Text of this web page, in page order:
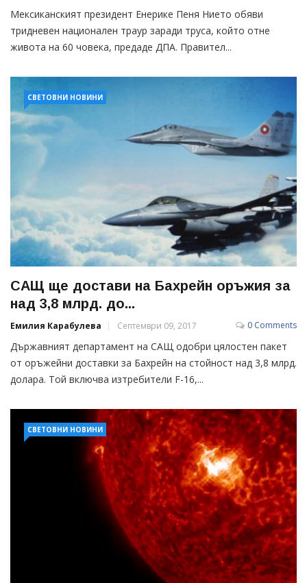
Мексиканският президент Енерике Пеня Нието обяви
тридневен национален траур заради труса, който отне
живота на 60 човека, предаде ДПА. Правител...
СВЕТОВНИ НОВИНИ
САЩ ще достави на Бахрейн оръжия за
над 3,8 млрд. до...
Емилия Карабулева Септември 09, 2017 0 Comments
Държавният департамент на САЩ одобри цялостен пакет
от оръжейни доставки за Бахрейн на стойност над 3,8 млрд.
долара. Той включва изтребители F-16,...
СВЕТОВНИ НОВИНИ